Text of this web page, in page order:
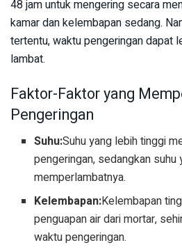
48 jam untuk mengering secara
kamar dan kelembapan sedang.
tertentu, waktu pengeringan dapat
lambat.
Faktor-Faktor yang
Pengeringan
Suhu:Suhu yang lebih tinggi
pengeringan, sedangkan suhu
memperlambatnya.
Kelembapan:Kelembapan
penguapan air dari mortar,
waktu pengeringan.